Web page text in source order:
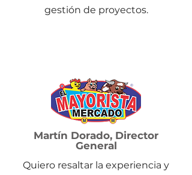
gestión de proyectos.
Martín Dorado, Director
General
Quiero resaltar la experiencia y